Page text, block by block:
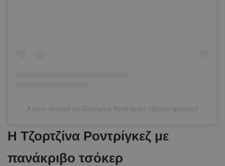
A post shared by Georgina Rodríguez (@georginagio)
Η Τζορτζίνα Ροντρίγκεζ με
πανάκριβο τσόκερ